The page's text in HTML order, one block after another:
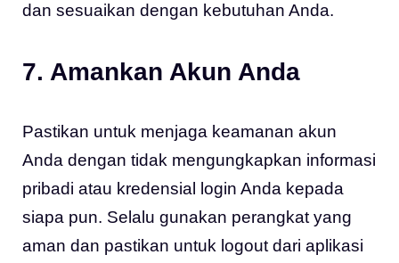
dan sesuaikan dengan kebutuhan Anda.
7. Amankan Akun Anda
Pastikan untuk menjaga keamanan akun
Anda dengan tidak mengungkapkan informasi
pribadi atau kredensial login Anda kepada
siapa pun. Selalu gunakan perangkat yang
aman dan pastikan untuk logout dari aplikasi